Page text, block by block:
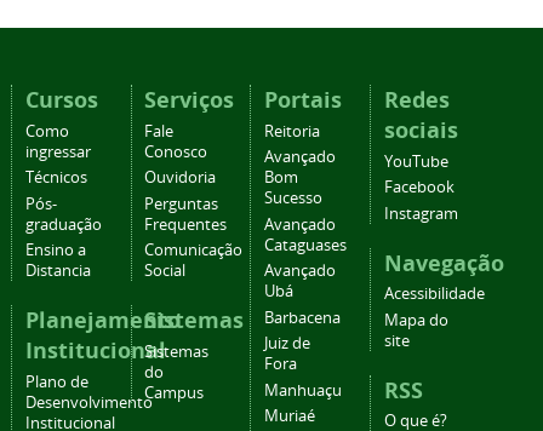
Cursos
Como
ingressar
Técnicos
Pós-
graduação
Ensino a
Distancia
Planejamento
Institucional
Plano de
Desenvolvimento
Institucional
Serviços
Fale
Conosco
Ouvidoria
Perguntas
Frequentes
Comunicação
Social
Sistemas
Sistemas
do
Campus
Portais
Reitoria
Avançado
Bom
Sucesso
Avançado
Cataguases
Avançado
Ubá
Barbacena
Juiz de
Fora
Manhuaçu
Muriaé
Redes
sociais
YouTube
Facebook
Instagram
Navegação
Acessibilidade
Mapa do
site
RSS
O que é?